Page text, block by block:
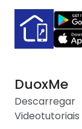
DuoxMe
Descarregar
Videotutoriais